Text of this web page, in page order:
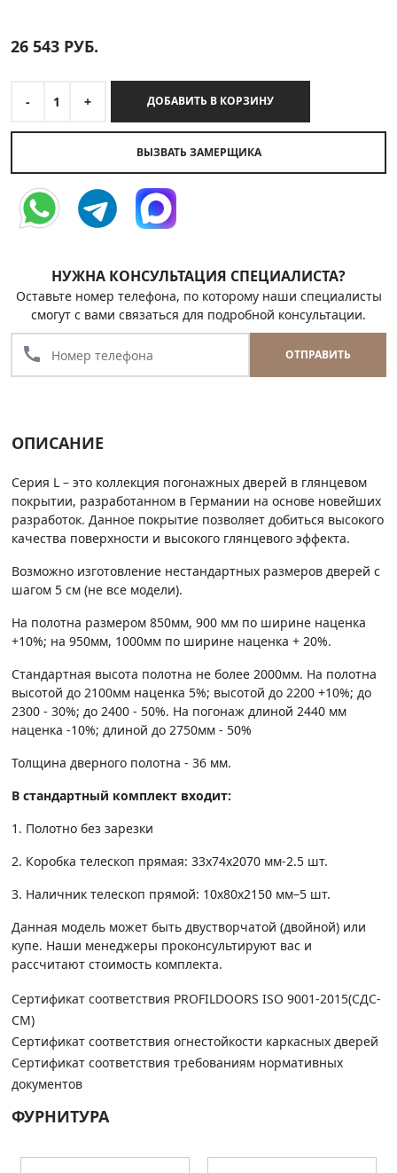
26 543 РУБ.
- 1 + ДОБАВИТЬ В КОРЗИНУ
ВЫЗВАТЬ ЗАМЕРЩИКА
НУЖНА КОНСУЛЬТАЦИЯ СПЕЦИАЛИСТА?
Оставьте номер телефона, по которому наши специалисты
смогут с вами связаться для подробной консультации.
call ОТПРАВИТЬ
ОПИСАНИЕ
Серия L – это коллекция погонажных дверей в глянцевом
покрытии, разработанном в Германии на основе новейших
разработок. Данное покрытие позволяет добиться высокого
качества поверхности и высокого глянцевого эффекта.
Возможно изготовление нестандартных размеров дверей с
шагом 5 см (не все модели).
На полотна размером 850мм, 900 мм по ширине наценка
+10%; на 950мм, 1000мм по ширине наценка + 20%.
Стандартная высота полотна не более 2000мм. На полотна
высотой до 2100мм наценка 5%; высотой до 2200 +10%; до
2300 - 30%; до 2400 - 50%. На погонаж длиной 2440 мм
наценка -10%; длиной до 2750мм - 50%
Толщина дверного полотна - 36 мм.
В стандартный комплект входит:
1. Полотно без зарезки
2. Коробка телескоп прямая: 33х74х2070 мм-2.5 шт.
3. Наличник телескоп прямой: 10х80х2150 мм–5 шт.
Данная модель может быть двустворчатой (двойной) или
купе. Наши менеджеры проконсультируют вас и
рассчитают стоимость комплекта.
Сертификат соответствия PROFILDOORS ISO 9001-2015(СДС-
СМ)
Сертификат соответствия огнестойкости каркасных дверей
Сертификат соответствия требованиям нормативных
документов
ФУРНИТУРА